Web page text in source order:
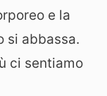
e la
si abbassa.
ci sentiamo